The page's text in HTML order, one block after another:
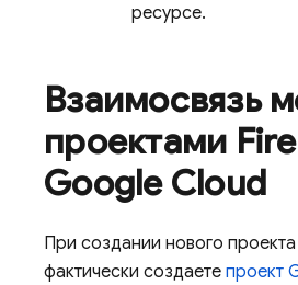
ресурсе.
Взаимосвязь
проектами
Google Cloud
При создании нового
фактически создаете проект